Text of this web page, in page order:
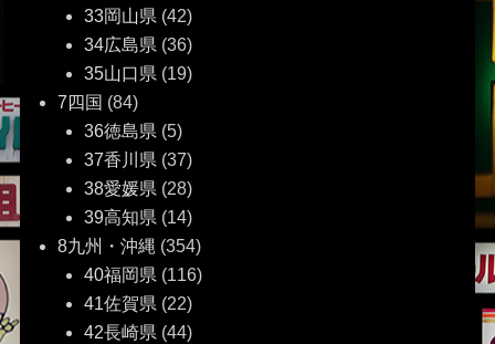
33岡山県 (42)
34広島県 (36)
35山口県 (19)
7四国 (84)
36徳島県 (5)
37香川県 (37)
38愛媛県 (28)
39高知県 (14)
8九州・沖縄 (354)
40福岡県 (116)
41佐賀県 (22)
42長崎県 (44)